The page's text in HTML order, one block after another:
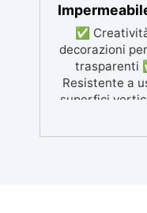
✅
decorazioni
trasparenti
Resistente a
superfici
ripara: Una